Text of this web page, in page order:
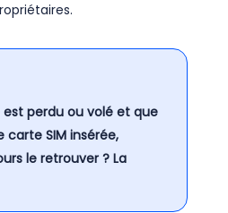
perdu ou volé et que
carte SIM insérée,
le retrouver ? La